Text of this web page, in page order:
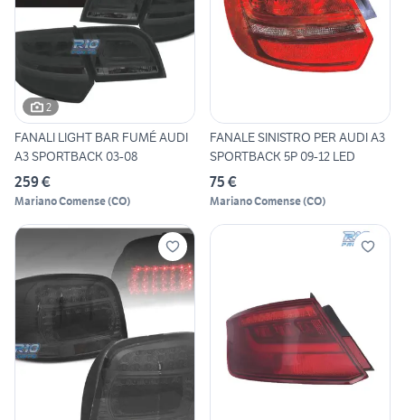
2
FANALI LIGHT BAR FUMÉ AUDI
A3 SPORTBACK 03-08
259 €
Mariano Comense(CO)
FANALE SINISTRO PER AUDI A3
SPORTBACK 5P 09-12 LED
75 €
Mariano Comense(CO)